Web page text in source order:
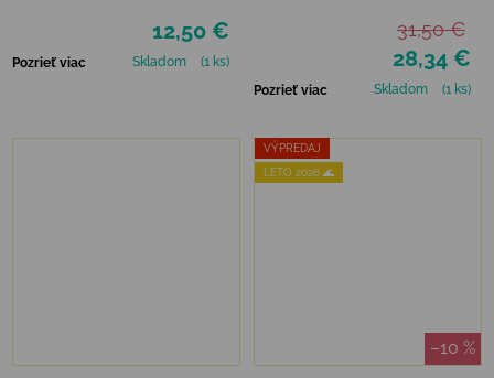
12,50 €
Pozrieť viac Skladom (1 ks) 28,34 €
31,50 €
Pozrieť viac Skladom (1 ks)
VÝPREDAJ
LETO 2026 🌊
–10 %